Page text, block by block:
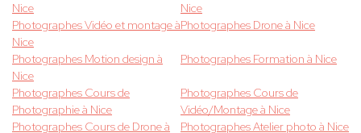
Nice
Nice
Photographes Vidéo et montage à
Nice
Photographes Drone à Nice
Photographes Motion design à
Nice
Photographes Formation à Nice
Photographes Cours de
Photographie à Nice
Photographes Cours de
Vidéo/Montage à Nice
Photographes Cours de Drone à
Photographes Atelier photo à Nice